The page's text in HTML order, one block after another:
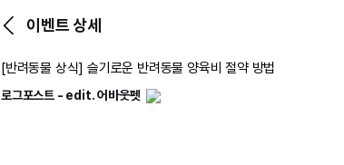
이벤트 상세
[반려동물 상식] 슬기로운 반려동물 양육비 절약 방법
로그포스트 - edit. 어바웃펫